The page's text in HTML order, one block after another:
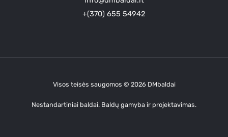
+(370) 655 54942
Visos teisės saugomos © 2026 DMbaldai
Nestandartiniai baldai. Baldų gamyba ir projektavimas.